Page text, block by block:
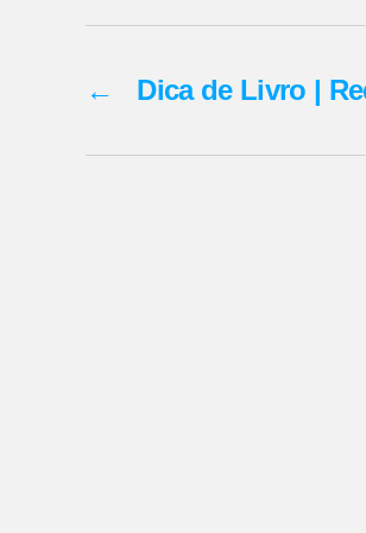
← Dica de Livro |